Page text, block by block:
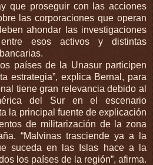
que proseguir con las acciones
las corporaciones que operan
ahondar las investigaciones
esos activos y distintas
países de la Unasur participen
estrategia”, explica Bernal, para
tiene gran relevancia debido al
del Sur en el escenario
la principal fuente de explicación
de militarización de la zona
“Malvinas trasciende ya a la
suceda en las Islas hace a la
los países de la región”, afirma.